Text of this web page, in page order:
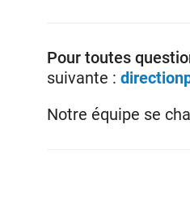
Pour toutes
suivante :
Notre équipe se